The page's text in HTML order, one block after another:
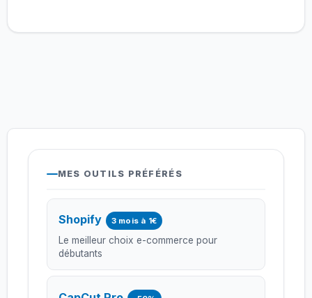
contacts
MES OUTILS PRÉFÉRÉS
Shopify 3 mois à 1€
Le meilleur choix e-commerce pour
débutants